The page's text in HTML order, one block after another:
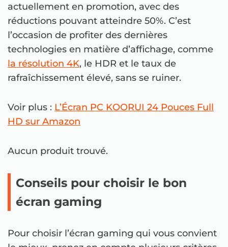
actuellement en promotion, avec des
réductions pouvant atteindre 50%. C’est
l’occasion de profiter des dernières
technologies en matière d’affichage, comme
la résolution 4K, le HDR et le taux de
rafraîchissement élevé, sans se ruiner.
Voir plus : L’Écran PC KOORUI 24 Pouces Full
HD sur Amazon
Aucun produit trouvé.
Conseils pour choisir le bon
écran gaming
Pour choisir l’écran gaming qui vous convient